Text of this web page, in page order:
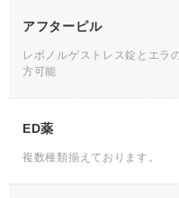
アフターピル
レボノルゲストレス錠とエラ
方可能
ED薬
複数種類揃えております。